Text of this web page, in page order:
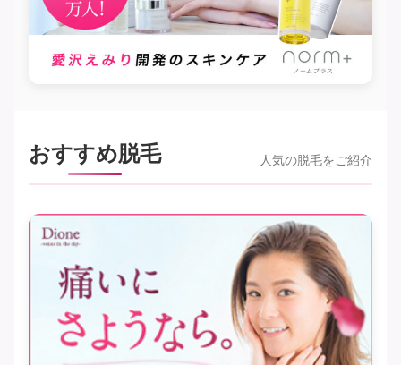
おすすめ脱毛 人気の脱毛をご紹介